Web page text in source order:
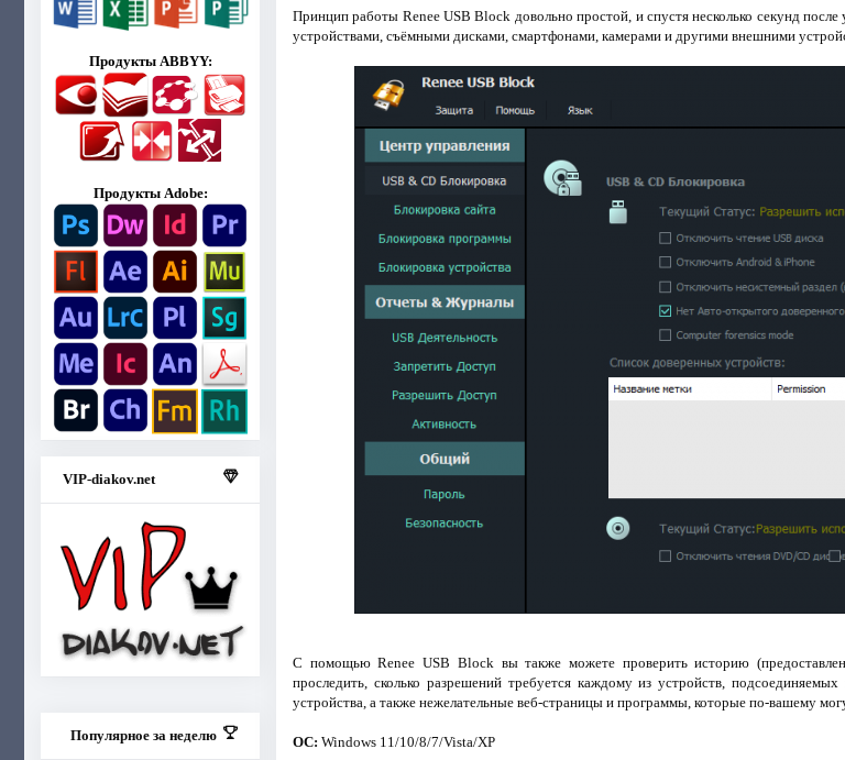
Продукты ABBYY:
Продукты Adobe:
VIP-diakov.net
Популярное за неделю
Принцип работы Renee USB Block довольно простой, и спустя несколько секунд
устройствами, съёмными дисками, смартфонами, камерами и другими внешними
С помощью Renee USB Block вы также можете проверить историю
проследить, сколько разрешений требуется каждому из устройств,
устройства, а также нежелательные веб-страницы и программы, которые по-вашему
ОС: Windows 11/10/8/7/Vista/XP